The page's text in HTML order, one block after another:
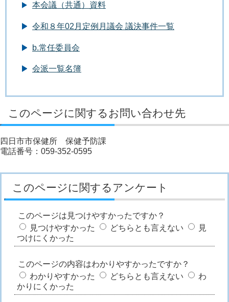
本会議（共通）資料
令和８年02月定例月議会 議決事件一覧
b.常任委員会
会派一覧名簿
このページに関するお問い合わせ先
四日市市保健所 保健予防課
電話番号：059-352-0595
このページに関するアンケート
このページは見つけやすかったですか？
見つけやすかった
どちらとも言えない
見
つけにくかった
このページの内容はわかりやすかったですか？
わかりやすかった
どちらとも言えない
わ
かりにくかった